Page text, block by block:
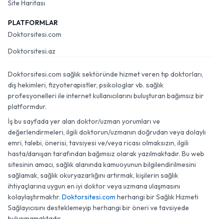
Site Haritası
PLATFORMLAR
Doktorsitesi.com
Doktorsitesi.az
Doktorsitesi.com sağlık sektöründe hizmet veren tıp doktorları,
diş hekimleri, fizyoterapistler, psikologlar vb. sağlık
profesyonelleri ile internet kullanıcılarını buluşturan bağımsız bir
platformdur.
İş bu sayfada yer alan doktor/uzman yorumları ve
değerlendirmeleri, ilgili doktorun/uzmanın doğrudan veya dolaylı
emri, talebi, önerisi, tavsiyesi ve/veya ricası olmaksızın, ilgili
hasta/danışan tarafından bağımsız olarak yazılmaktadır. Bu web
sitesinin amacı, sağlık alanında kamuoyunun bilgilendirilmesini
sağlamak, sağlık okuryazarlığını artırmak, kişilerin sağlık
ihtiyaçlarına uygun en iyi doktor veya uzmana ulaşmasını
kolaylaştırmaktır. Doktorsitesi.com herhangi bir Sağlık Hizmeti
Sağlayıcısını desteklemeyip herhangi bir öneri ve tavsiyede